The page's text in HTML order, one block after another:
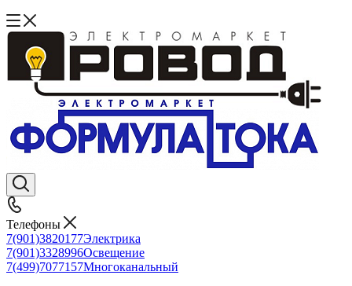
Телефоны
7(901)3820177Электрика
7(901)3328996Освещение
7(499)7077157Многоканальный